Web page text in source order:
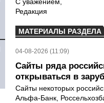
Редакция
МАТЕРИАЛЫ РАЗДЕЛА
04-08-2026 (11:09)
Сайты ряда
открываться в
Сайты некоторых
Альфа-Банк,